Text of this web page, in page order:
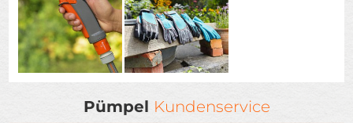
Pümpel Kundenservice